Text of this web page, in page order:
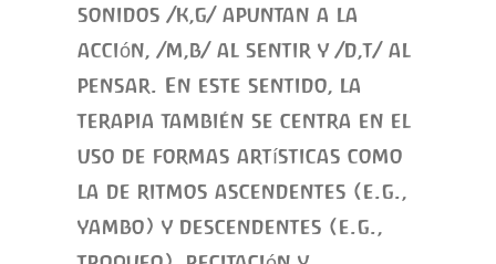
sonidos /k,g/ apuntan a la
acción, /m,b/ al sentir y /d,t/ al
pensar. En este sentido, la
terapia también se centra en el
uso de formas artísticas como
la de ritmos ascendentes (e.g.,
yambo) y descendentes (e.g.,